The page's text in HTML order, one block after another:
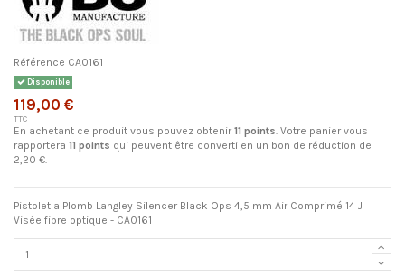
Référence CA0161
Disponible
119,00 €
TTC
En achetant ce produit vous pouvez obtenir 11 points. Votre panier vous
rapportera 11 points qui peuvent être converti en un bon de réduction de
2,20 €.
Pistolet a Plomb Langley Silencer Black Ops 4,5 mm Air Comprimé 14 J
Visée fibre optique - CA0161